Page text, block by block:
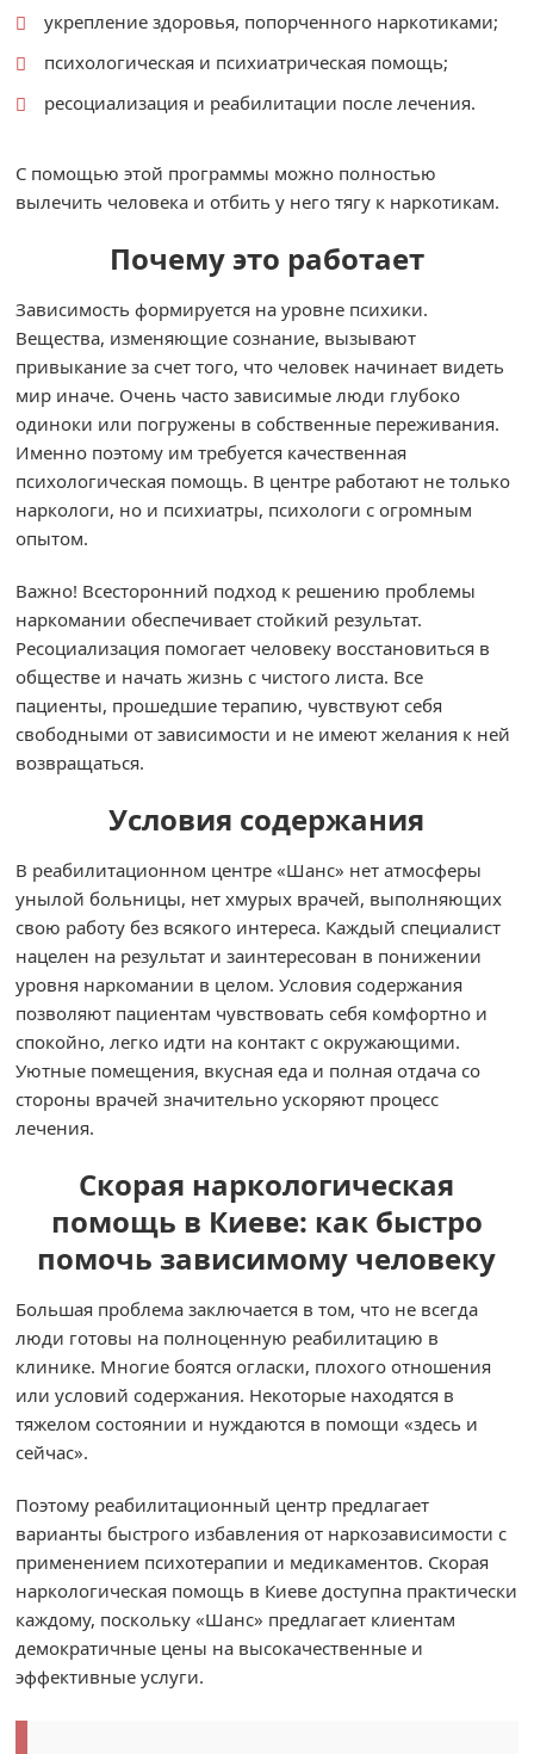
укрепление здоровья, попорченного наркотиками;
психологическая и психиатрическая помощь;
ресоциализация и реабилитации после лечения.
С помощью этой программы можно полностью
вылечить человека и отбить у него тягу к наркотикам.
Почему это работает
Зависимость формируется на уровне психики.
Вещества, изменяющие сознание, вызывают
привыкание за счет того, что человек начинает видеть
мир иначе. Очень часто зависимые люди глубоко
одиноки или погружены в собственные переживания.
Именно поэтому им требуется качественная
психологическая помощь. В центре работают не только
наркологи, но и психиатры, психологи с огромным
опытом.
Важно! Всесторонний подход к решению проблемы
наркомании обеспечивает стойкий результат.
Ресоциализация помогает человеку восстановиться в
обществе и начать жизнь с чистого листа. Все
пациенты, прошедшие терапию, чувствуют себя
свободными от зависимости и не имеют желания к ней
возвращаться.
Условия содержания
В реабилитационном центре «Шанс» нет атмосферы
унылой больницы, нет хмурых врачей, выполняющих
свою работу без всякого интереса. Каждый специалист
нацелен на результат и заинтересован в понижении
уровня наркомании в целом. Условия содержания
позволяют пациентам чувствовать себя комфортно и
спокойно, легко идти на контакт с окружающими.
Уютные помещения, вкусная еда и полная отдача со
стороны врачей значительно ускоряют процесс
лечения.
Скорая наркологическая
помощь в Киеве: как быстро
помочь зависимому человеку
Большая проблема заключается в том, что не всегда
люди готовы на полноценную реабилитацию в
клинике. Многие боятся огласки, плохого отношения
или условий содержания. Некоторые находятся в
тяжелом состоянии и нуждаются в помощи «здесь и
сейчас».
Поэтому реабилитационный центр предлагает
варианты быстрого избавления от наркозависимости с
применением психотерапии и медикаментов. Скорая
наркологическая помощь в Киеве доступна практически
каждому, поскольку «Шанс» предлагает клиентам
демократичные цены на высокачественные и
эффективные услуги.